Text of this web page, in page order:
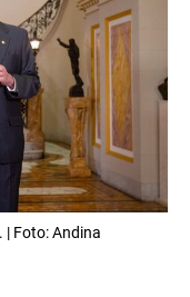
| Foto: Andina